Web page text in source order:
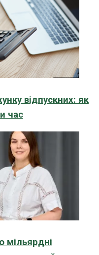
відпускних: як
час
мільярдні